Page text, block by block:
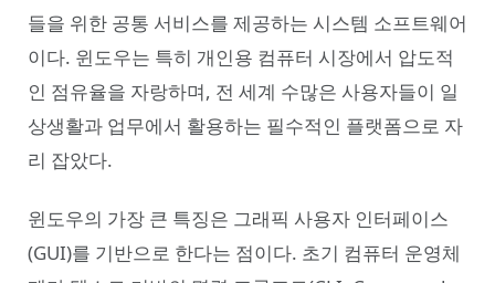
들을 위한 공통 서비스를 제공하는 시스템 소프트웨어
이다. 윈도우는 특히 개인용 컴퓨터 시장에서 압도적
인 점유율을 자랑하며, 전 세계 수많은 사용자들이 일
상생활과 업무에서 활용하는 필수적인 플랫폼으로 자
리 잡았다.
윈도우의 가장 큰 특징은 그래픽 사용자 인터페이스
(GUI)를 기반으로 한다는 점이다. 초기 컴퓨터 운영체